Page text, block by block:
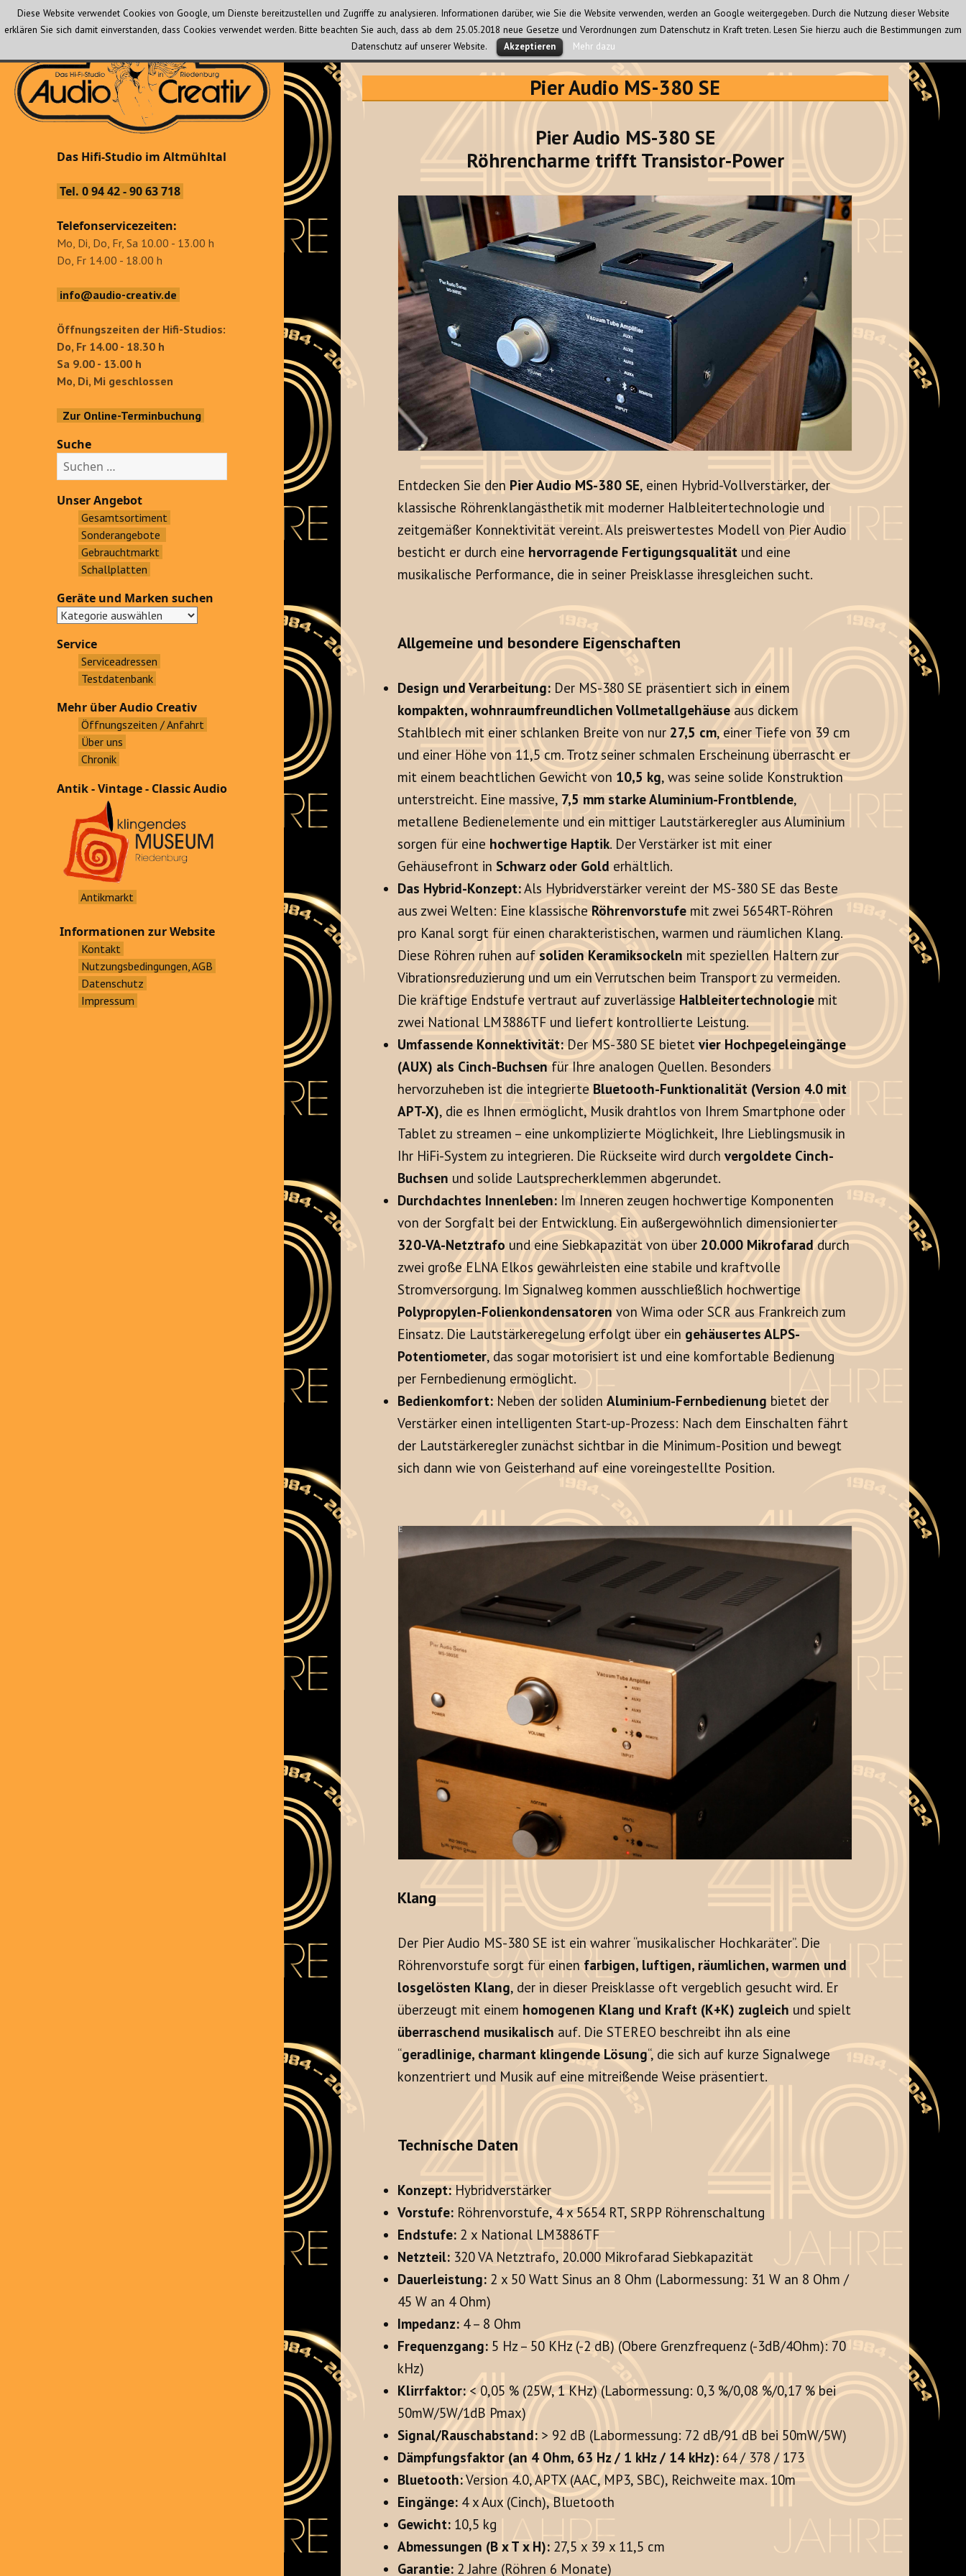
Das Hifi-Studio im Altmühltal
Das Hifi-Studio im Altmühltal
Tel. 0 94 42 - 90 63 718
Telefonservicezeiten:
Mo, Di, Do, Fr, Sa 10.00 - 13.00 h
Do, Fr 14.00 - 18.00 h
info@audio-creativ.de
Öffnungszeiten der Hifi-Studios:
Do, Fr 14.00 - 18.30 h
Sa 9.00 - 13.00 h
Mo, Di, Mi geschlossen
Zur Online-Terminbuchung
Suche
u
c
h
Unser Angebot
Gesamtsortiment
Sonderangebote
Gebrauchtmarkt
Schallplatten
Geräte und Marken suchen
Service
Serviceadressen
Testdatenbank
Mehr über Audio Creativ
Öffnungszeiten / Anfahrt
Über uns
Chronik
Antik - Vintage - Classic Audio
Antikmarkt
Informationen zur Website
Kontakt
Nutzungsbedingungen, AGB
Datenschutz
Impressum
Pier Audio MS-380 SE
Pier Audio MS-380 SE
Röhrencharme trifft Transistor-Power
Entdecken Sie den Pier Audio MS-380 SE, einen Hybrid-Vollverstärker, der
klassische Röhrenklangästhetik mit moderner Halbleitertechnologie und
zeitgemäßer Konnektivität vereint. Als preiswertestes Modell von Pier Audio
besticht er durch eine hervorragende Fertigungsqualität und eine
musikalische Performance, die in seiner Preisklasse ihresgleichen sucht.
Allgemeine und besondere Eigenschaften
Design und Verarbeitung: Der MS-380 SE präsentiert sich in einem
kompakten, wohnraumfreundlichen Vollmetallgehäuse aus dickem
Stahlblech mit einer schlanken Breite von nur 27,5 cm, einer Tiefe von 39 cm
und einer Höhe von 11,5 cm. Trotz seiner schmalen Erscheinung überrascht er
mit einem beachtlichen Gewicht von 10,5 kg, was seine solide Konstruktion
unterstreicht. Eine massive, 7,5 mm starke Aluminium-Frontblende,
metallene Bedienelemente und ein mittiger Lautstärkeregler aus Aluminium
sorgen für eine hochwertige Haptik. Der Verstärker ist mit einer
Gehäusefront in Schwarz oder Gold erhältlich.
Das Hybrid-Konzept:Als Hybridverstärker vereint der MS-380 SE das Beste
aus zwei Welten: Eine klassischeRöhrenvorstufe mit zwei 5654RT-Röhren
pro Kanal sorgt für einen charakteristischen, warmen und räumlichen Klang.
Diese Röhren ruhen aufsoliden Keramiksockeln mit speziellen Haltern zur
Vibrationsreduzierung und um ein Verrutschen beim Transport zu vermeiden.
Die kräftige Endstufe vertraut auf zuverlässige Halbleitertechnologie mit
zwei National LM3886TF und liefert kontrollierte Leistung.
Umfassende Konnektivität:Der MS-380 SE bietetvier Hochpegeleingänge
(AUX) als Cinch-Buchsenfür Ihre analogen Quellen. Besonders
hervorzuheben ist die integrierteBluetooth-Funktionalität (Version 4.0 mit
APT-X), die es Ihnen ermöglicht, Musik drahtlos von Ihrem Smartphone oder
Tablet zu streamen – eine unkomplizierte Möglichkeit, Ihre Lieblingsmusik in
Ihr HiFi-System zu integrieren. Die Rückseite wird durchvergoldete Cinch-
Buchsen und solide Lautsprecherklemmen abgerundet.
Durchdachtes Innenleben: Im Inneren zeugen hochwertige Komponenten
von der Sorgfalt bei der Entwicklung. Ein außergewöhnlich dimensionierter
320-VA-Netztrafo und eine Siebkapazität von über 20.000 Mikrofaraddurch
zwei große ELNA Elkos gewährleisten eine stabile und kraftvolle
Stromversorgung. Im Signalweg kommen ausschließlich hochwertige
Polypropylen-Folienkondensatoren von Wima oder SCR aus Frankreich zum
Einsatz. Die Lautstärkeregelung erfolgt über ein gehäusertes ALPS-
Potentiometer, das sogar motorisiert ist und eine komfortable Bedienung
per Fernbedienung ermöglicht.
Bedienkomfort: Neben der solidenAluminium-Fernbedienung bietet der
Verstärker einen intelligenten Start-up-Prozess: Nach dem Einschalten fährt
der Lautstärkeregler zunächst sichtbar in die Minimum-Position und bewegt
sich dann wie von Geisterhand auf eine voreingestellte Position.
Klang
Der Pier Audio MS-380 SE ist ein wahrer “musikalischer Hochkaräter”. Die
Röhrenvorstufe sorgt für einen farbigen, luftigen, räumlichen, warmen und
losgelösten Klang, der in dieser Preisklasse oft vergeblich gesucht wird. Er
überzeugt mit einem homogenen Klang und Kraft (K+K) zugleich und spielt
überraschend musikalisch auf. Die STEREO beschreibt ihn als eine
“geradlinige, charmant klingende Lösung“, die sich auf kurze Signalwege
konzentriert und Musik auf eine mitreißende Weise präsentiert.
Technische Daten
Konzept: Hybridverstärker
Vorstufe: Röhrenvorstufe, 4 x 5654 RT, SRPP Röhrenschaltung
Endstufe: 2 x National LM3886TF
Netzteil: 320 VA Netztrafo, 20.000 Mikrofarad Siebkapazität
Dauerleistung: 2 x 50 Watt Sinus an 8 Ohm (Labormessung: 31 W an 8 Ohm /
45 W an 4 Ohm)
Impedanz: 4 – 8 Ohm
Frequenzgang: 5 Hz – 50 KHz (-2 dB) (Obere Grenzfrequenz (-3dB/4Ohm): 70
kHz)
Klirrfaktor:< 0,05 % (25W, 1 KHz) (Labormessung: 0,3 %/0,08 %/0,17 % bei
50mW/5W/1dB Pmax)
Signal/Rauschabstand: > 92 dB (Labormessung: 72 dB/91 dB bei 50mW/5W)
Dämpfungsfaktor (an 4 Ohm, 63 Hz / 1 kHz / 14 kHz): 64 / 378 / 173
Bluetooth:Version 4.0, APTX (AAC, MP3, SBC), Reichweite max. 10m
Eingänge: 4 x Aux (Cinch), Bluetooth
Gewicht: 10,5 kg
Abmessungen (B x T x H): 27,5 x 39 x 11,5 cm
Garantie: 2 Jahre (Röhren 6 Monate)
Diese Website verwendet Cookies von Google, um Dienste bereitzustellen und Zugriffe zu analysieren. Informationen darüber, wie Sie die Website verwenden, werden an Google weitergegeben. Durch die Nutzung dieser Website
erklären Sie sich damit einverstanden, dass Cookies verwendet werden. Bitte beachten Sie auch, dass ab dem 25.05.2018 neue Gesetze und Verordnungen zum Datenschutz in Kraft treten. Lesen Sie hierzu auch die Bestimmungen zum
Datenschutz auf unserer Website.
Akzeptieren Mehr dazu